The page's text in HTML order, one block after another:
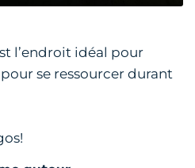
l’endroit idéal pour
se ressourcer durant